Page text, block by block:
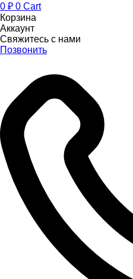
0 ₽ 0 Cart
Корзина
Аккаунт
Свяжитесь с нами
Позвонить